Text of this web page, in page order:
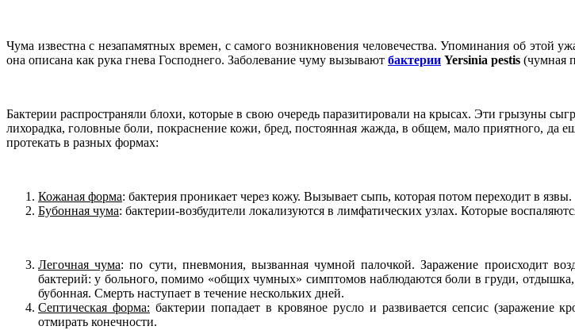
Чума известна с незапамятных времен, с самого возникновения человечества. Упоминания об этой
она описана как рука гнева Господнего. Заболевание чуму вызывают бактерии Yersinia pestis (чумная
Бактерии распространяли блохи, которые в свою очередь паразитировали на крысах. Эти грызуны
лихорадка, головные боли, покраснение кожи, бред, постоянная жажда, в общем, мало приятного, да
протекать в разных формах:
Кожаная форма: бактерия проникает через кожу. Вызывает сыпь, которая потом переходит в язвы.
Бубонная чума: бактерии-возбудители локализуются в лимфатических узлах. Которые
Легочная чума: по сути, пневмония, вызванная чумной палочкой. Заражение происходит
бактерий: у больного, помимо «общих чумных» симптомов наблюдаются боли в груди,
бубонная. Смерть наступает в течение нескольких дней.
Септическая форма: бактерии попадает в кровяное русло и развивается сепсис
отмирать конечности.